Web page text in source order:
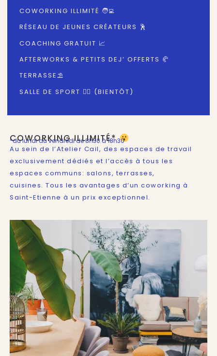
COWORKING ILLIMITÉ 🧑‍💻
RÉSEAU DE JEUNES CRÉATEURS 🕺
COACHING GRATUIT 📈
AFTERWORKS & PETITS DEJ’ OFFERTS 🥐
TERRASSE⛱
SALLE DE SPORT 🏋️‍♂️ (BIENTÔT)
COWORKING ILLIMITÉ*
*du lundi au vendredi de 8h30 à 18h30
Au sein de l’Atelier Cail, des espaces de travail
exclusivement dédiés et l’accès à tous les
espaces communs: salons, terrasses,
cuisines. Tous les avantages d’un coworking à
Saint-Etienne à un prix exceptionnel.